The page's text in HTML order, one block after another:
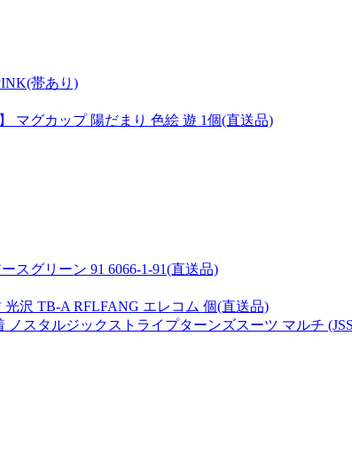
帯あり)
マグカップ 陽だまり 色絵 遊 1個(直送品)
スグリーン 91 6066-1-91(直送品)
沢 TB-A RFLFANG エレコム 個(直送品)
スタルジックストライプターンズスーツ マルチ